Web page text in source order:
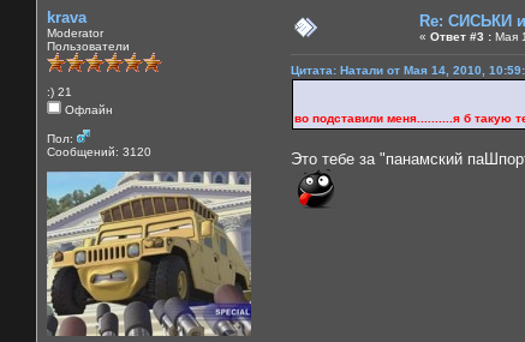
krava
Moderator
Пользователи
:) 21
Офлайн
Пол:
Сообщений: 3120
Re: СИСЬКИ
« Ответ #3 : Мая
Цитата: Натали от Мая 14, 2010,
во подставили меня..........я б такую
Это тебе за "панамский